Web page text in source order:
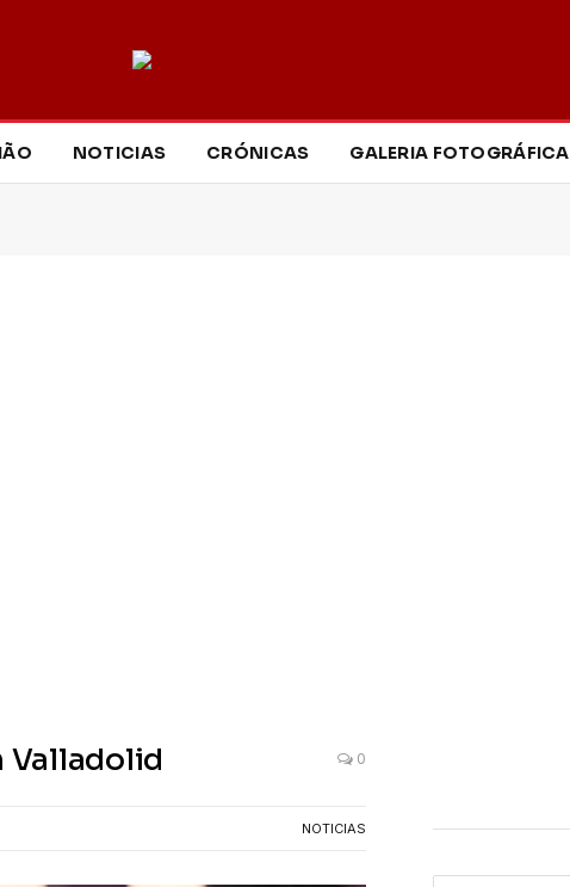
NOTICIAS CRÓNICAS GALERIA FOTOGRÁFICA
Valladolid 0
NOTICIAS